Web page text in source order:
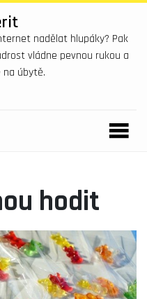
nadělat hlupáky? Pak
vládne pevnou rukou a
na úbytě.
hodit